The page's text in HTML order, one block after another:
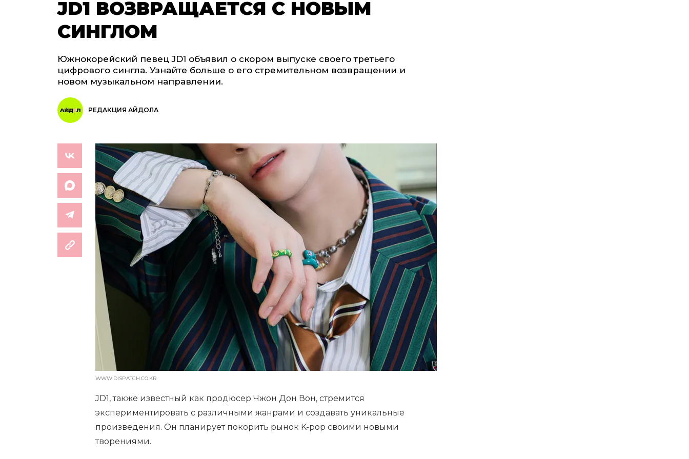
JD1 ВОЗВРАЩАЕТСЯ С НОВЫМ
СИНГЛОМ
Южнокорейский певец JD1 объявил о скором выпуске своего третьего
цифрового сингла. Узнайте больше о его стремительном возвращении и
новом музыкальном направлении.
РЕДАКЦИЯ АЙДОЛА
WWW.DISPATCH.CO.KR
JD1, также известный как продюсер Чжон Дон Вон, стремится
экспериментировать с различными жанрами и создавать уникальные
произведения. Он планирует покорить рынок K-pop своими новыми
творениями.